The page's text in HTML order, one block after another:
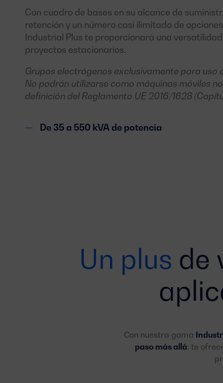
Con cuadro de bases en su alcance de
retención y un número casi ilimitado de
Industrial Plus te proporcionará una
proyectos estacionarios.
Grupos electrógenos exclusivamente para uso
No podrán utilizarse como máquinas móviles
definición del Reglamento UE 2016/1628
De 35 a 550 kVA de potencia
Un plus de
Con nuestra gama
paso más allá: te